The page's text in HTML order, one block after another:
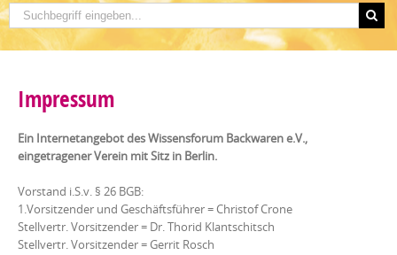
Impressum
Ein Internetangebot des Wissensforum Backwaren e.V.,
eingetragener Verein mit Sitz in Berlin.
Vorstand i.S.v. § 26 BGB:
1.Vorsitzender und Geschäftsführer = Christof Crone
Stellvertr. Vorsitzender = Dr. Thorid Klantschitsch
Stellvertr. Vorsitzender = Gerrit Rosch